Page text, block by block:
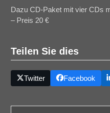
Dazu CD-Paket mit vier CDs
– Preis 20 €
Teilen Sie dies
Twitter Facebook